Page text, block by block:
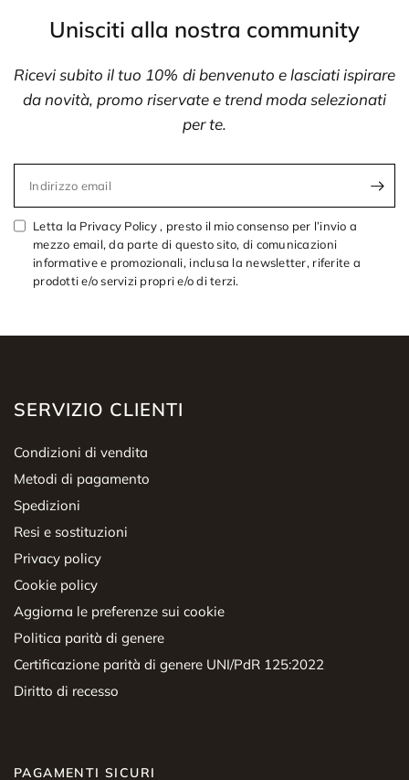
Unisciti alla nostra community
Ricevi subito il tuo 10% di benvenuto e lasciati ispirare
da novità, promo riservate e trend moda selezionati
per te.
Indirizzo email
Letta la Privacy Policy , presto il mio consenso per l’invio a
mezzo email, da parte di questo sito, di comunicazioni
informative e promozionali, inclusa la newsletter, riferite a
prodotti e/o servizi propri e/o di terzi.
SERVIZIO CLIENTI
Condizioni di vendita
Metodi di pagamento
Spedizioni
Resi e sostituzioni
Privacy policy
Cookie policy
Aggiorna le preferenze sui cookie
Politica parità di genere
Certificazione parità di genere UNI/PdR 125:2022
Diritto di recesso
PAGAMENTI SICURI